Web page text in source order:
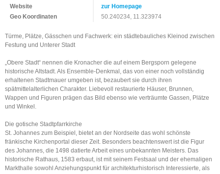
Website
zur Homepage
Geo Koordinaten
50.240234, 11.323974
Türme, Plätze, Gässchen und Fachwerk: ein städtebauliches Kleinod zwischen
Festung und Unterer Stadt
„Obere Stadt“ nennen die Kronacher die auf einem Bergsporn gelegene
historische Altstadt. Als Ensemble-Denkmal, das von einer noch vollständig
erhaltenen Stadtmauer umgeben ist, bezaubert sie durch ihren
spätmittelalterlichen Charakter. Liebevoll restaurierte Häuser, Brunnen,
Wappen und Figuren prägen das Bild ebenso wie verträumte Gassen, Plätze
und Winkel.
Die gotische Stadtpfarrkirche
St. Johannes zum Beispiel, bietet an der Nordseite das wohl schönste
fränkische Kirchenportal dieser Zeit. Besonders beachtenswert ist die Figur
des Johannes, die 1498 datierte Arbeit eines unbekannten Meisters. Das
historische Rathaus, 1583 erbaut, ist mit seinem Festsaal und der ehemaligen
Markthalle sowohl Anziehungspunkt für architekturhistorisch Interessierte, als